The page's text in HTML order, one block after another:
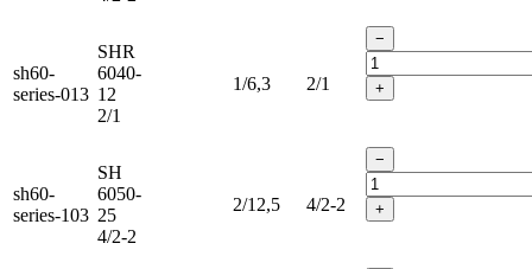
sh60-
series-013
SHR
6040-
12
2/1
1/6,3 2/1
−
+
sh60-
series-103
SH
6050-
25
4/2-2
2/12,5 4/2-2
−
+